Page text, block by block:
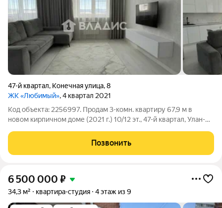
47-й квартал, Конечная улица,8
ЖК «Любимый», 4 квартал 2021
Код объекта: 2256997. Продам 3-комн. квартиру 67,9 м в
новом кирпичном доме (2021 г.) 10/12 эт., 47-й квартал, Улан-
перекрытия,
Позвонить
6 500 000 ₽
34,3 м² квартира-студия 4 этаж из 9